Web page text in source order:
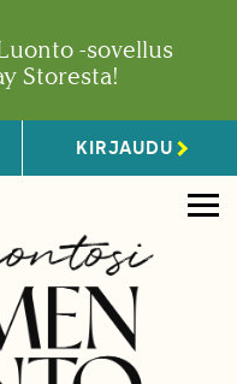
-sovellus
Storesta!
KIRJAUDU